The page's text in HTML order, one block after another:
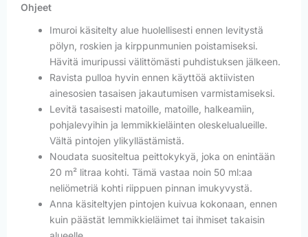
Ohjeet
Imuroi käsitelty alue huolellisesti ennen levitystä
pölyn, roskien ja kirppunmunien poistamiseksi.
Hävitä imuripussi välittömästi puhdistuksen jälkeen.
Ravista pulloa hyvin ennen käyttöä aktiivisten
ainesosien tasaisen jakautumisen varmistamiseksi.
Levitä tasaisesti matoille, matoille, halkeamiin,
pohjalevyihin ja lemmikkieläinten oleskelualueille.
Vältä pintojen ylikyllästämistä.
Noudata suositeltua peittokykyä, joka on enintään
20 m² litraa kohti. Tämä vastaa noin 50 ml:aa
neliömetriä kohti riippuen pinnan imukyvystä.
Anna käsiteltyjen pintojen kuivua kokonaan, ennen
kuin päästät lemmikkieläimet tai ihmiset takaisin